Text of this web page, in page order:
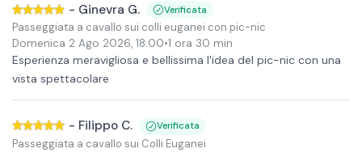
- Ginevra G. Verificata
Passeggiata a cavallo sui colli euganei con pic-nic
Domenica 2 Ago 2026, 18:00•1 ora 30 min
Esperienza meravigliosa e bellissima l'idea del pic-nic con una
vista spettacolare
- Filippo C. Verificata
Passeggiata a cavallo sui Colli Euganei